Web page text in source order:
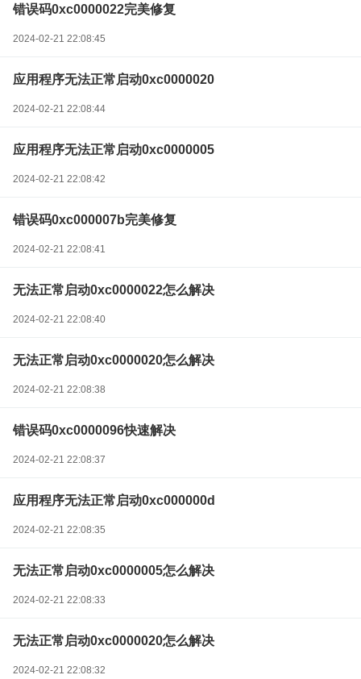
错误码0xc0000022完美修复
2024-02-21 22:08:45
应用程序无法正常启动0xc0000020
2024-02-21 22:08:44
应用程序无法正常启动0xc0000005
2024-02-21 22:08:42
错误码0xc000007b完美修复
2024-02-21 22:08:41
无法正常启动0xc0000022怎么解决
2024-02-21 22:08:40
无法正常启动0xc0000020怎么解决
2024-02-21 22:08:38
错误码0xc0000096快速解决
2024-02-21 22:08:37
应用程序无法正常启动0xc000000d
2024-02-21 22:08:35
无法正常启动0xc0000005怎么解决
2024-02-21 22:08:33
无法正常启动0xc0000020怎么解决
2024-02-21 22:08:32